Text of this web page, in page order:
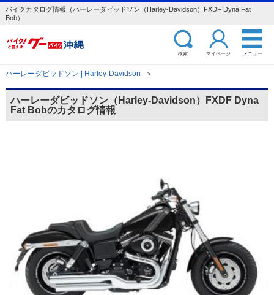
バイクカタログ情報（ハーレーダビッドソン（Harley-Davidson）FXDF Dyna Fat
Bob）
検索 マイページ メニュー
ハーレーダビッドソン | Harley-Davidson ＞
ハーレーダビッドソン（Harley-Davidson）FXDF Dyna
Fat Bobのカタログ情報